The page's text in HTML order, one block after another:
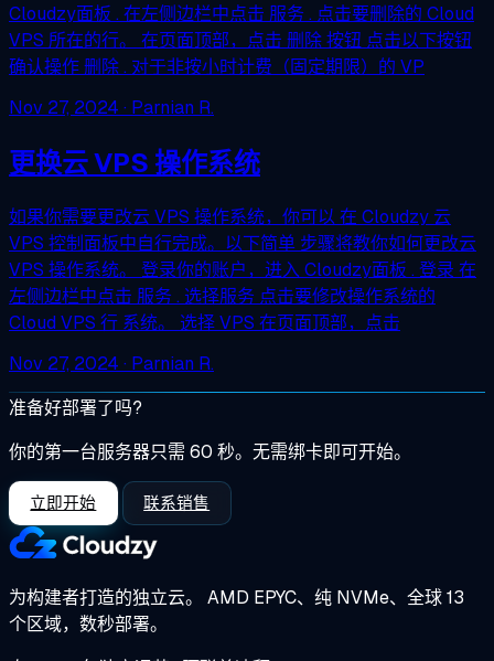
Cloudzy面板 . 在左侧边栏中点击 服务 . 点击要删除的 Cloud
VPS 所在的行。 在页面顶部，点击 删除 按钮 点击以下按钮
确认操作 删除 . 对于非按小时计费（固定期限）的 VP
Nov 27, 2024 · Parnian R.
更换云 VPS 操作系统
如果你需要更改云 VPS 操作系统，你可以 在 Cloudzy 云
VPS 控制面板中自行完成。以下简单 步骤将教你如何更改云
VPS 操作系统。 登录你的账户，进入 Cloudzy面板 . 登录 在
左侧边栏中点击 服务 . 选择服务 点击要修改操作系统的
Cloud VPS 行 系统。 选择 VPS 在页面顶部，点击
Nov 27, 2024 · Parnian R.
准备好部署了吗?
你的第一台服务器只需 60 秒。无需绑卡即可开始。
立即开始 联系销售
为构建者打造的独立云。 AMD EPYC、纯 NVMe、全球 13
个区域，数秒部署。